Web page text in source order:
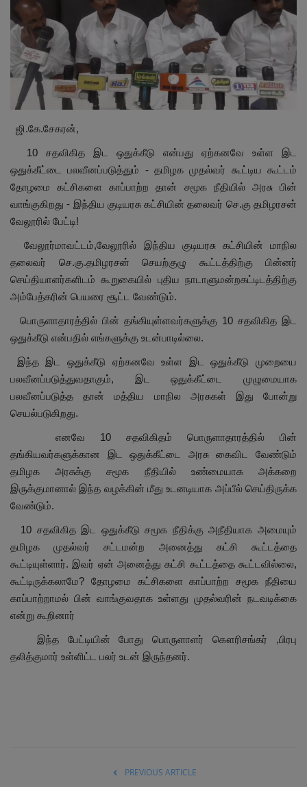
மாநிலம்
சினிமா
நீச்சலடித்து தப்பிய மாமியார்! தண்ணிரில்
மூழ்கிய மருமகள்!
Contact
விளையாட்டு
கிரைம்
ஜி.கே.சேகரன்,
10 சதவிகித இட ஒதுக்கீடு என்பது ஏற்கனவே உள்ள இட
ஒதுக்கீட்டை பலவீனப்படுத்தும் - தமிழக முதல்வர் கூட்டிய கூட்டம்
தோழமை கட்சிகளை காப்பாற்ற தான் சமூக நீதியில் அரசு பின்
வாங்குகிறது - இந்திய குடியரசு கட்சியின் தலைவர் செ.கு தமிழரசன்
வேலூரில் பேட்டி!
வேலூர்மாவட்டம்,வேலூரில் இந்திய குடியரசு கட்சியின் மாநில
தலைவர் செ.கு.தமிழரசன் செயற்குழு கூட்டத்திற்கு பின்னர்
செய்தியாளர்களிடம் கூறுகையில் புதிய நாடாளுமன்றகட்டிடத்திற்கு
அம்பேத்கரின் பெயரை சூட்ட வேண்டும்.
பொருளாதாரத்தில் பின் தங்கியுள்ளவர்களுக்கு 10 சதவிகித இட
ஒதுக்கீடு என்பதில் எங்களுக்கு உடன்பாடில்லை.
இந்த இட ஒதுக்கீடு ஏற்கனவே உள்ள இட ஒதுக்கீடு முறையை
பலவீனப்படுத்துவதாகும், இட ஒதுக்கீட்டை முழுமையாக
பலவீனப்படுத்த தான் மத்திய மாநில அரசுகள் இது போன்று
செயல்படுகிறது.
எனவே 10 சதவிகிதம் பொருளாதாரத்தில் பின்
தங்கியவர்களுக்கான இட ஒதுக்கீட்டை அரசு கைவிட வேண்டும்
தமிழக அரசுக்கு சமூக நீதியில் உண்மையாக அக்கறை
இருக்குமானால் இந்த வழக்கின் மீது உடனடியாக அப்பீல் செய்திருக்க
வேண்டும்.
10 சதவிகித இட ஒதுக்கீடு சமூக நீதிக்கு அநீதியாக அமையும்
தமிழக முதல்வர் சட்டமன்ற அனைத்து கட்சி கூட்டத்தை
கூட்டியுள்ளார். இவர் ஏன் அனைத்து கட்சி கூட்டத்தை கூட்டவில்லை,
கூட்டிருக்கலாமே? தோழமை கட்சிகளை காப்பாற்ற சமூக நீதியை
காப்பாற்றாமல் பின் வாங்குவதாக உள்ளது முதல்வரின் நடவடிக்கை
என்று கூறினார்
இந்த பேட்டியின் போது பொருளாளர் கௌரிசங்கர் ,பிரபு
தலித்குமார் உள்ளிட்ட பலர் உடன் இருந்தனர்.
PREVIOUS ARTICLE